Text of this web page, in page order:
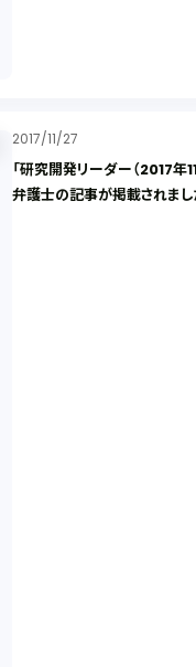
2017/11/27
「研究開発リーダー（2017年
弁護士の記事が掲載されまし